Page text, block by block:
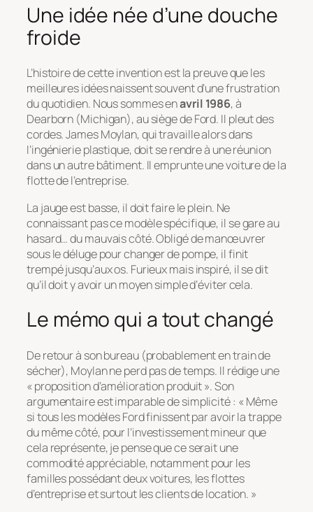
Une idée née d’une douche
froide
L’histoire de cette invention est la preuve que les
meilleures idées naissent souvent d’une frustration
du quotidien. Nous sommes enavril 1986, à
Dearborn (Michigan), au siège de Ford. Il pleut des
cordes. James Moylan, qui travaille alors dans
l’ingénierie plastique, doit se rendre à une réunion
dans un autre bâtiment. Il emprunte une voiture de la
flotte de l’entreprise.
La jauge est basse, il doit faire le plein. Ne
connaissant pas ce modèle spécifique, il se gare au
hasard… du mauvais côté. Obligé de manœuvrer
sous le déluge pour changer de pompe, il finit
trempé jusqu’aux os. Furieux mais inspiré, il se dit
qu’il doit y avoir un moyen simple d’éviter cela.
Le mémo qui a tout changé
De retour à son bureau (probablement en train de
sécher), Moylan ne perd pas de temps. Il rédige une
« proposition d’amélioration produit ». Son
argumentaire est imparable de simplicité : « Même
si tous les modèles Ford finissent par avoir la trappe
du même côté, pour l’investissement mineur que
cela représente, je pense que ce serait une
commodité appréciable, notamment pour les
familles possédant deux voitures, les flottes
d’entreprise et surtout les clients de location. »